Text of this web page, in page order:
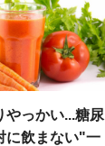
やっかい...糖尿
に飲まない"一